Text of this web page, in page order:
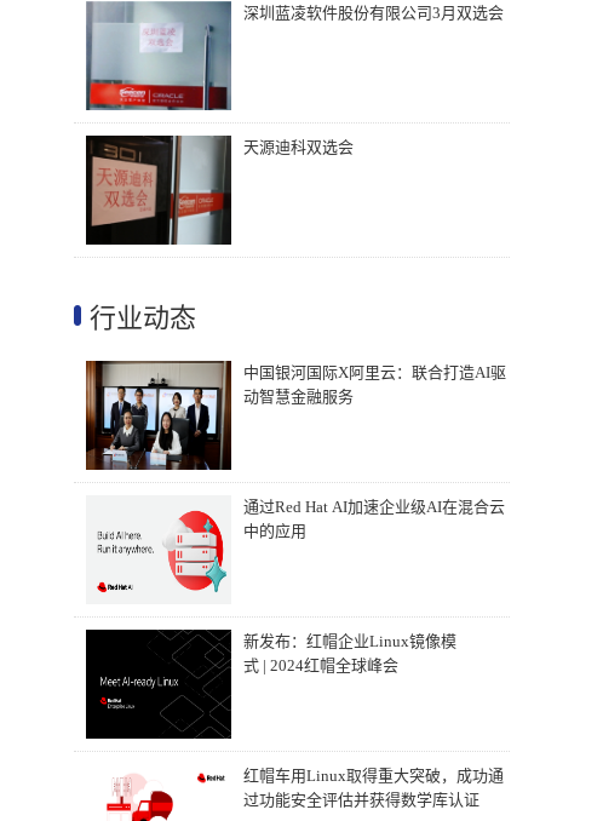
深圳蓝凌软件股份有限公司3月双选会
天源迪科双选会
行业动态
中国银河国际X阿里云：联合打造AI驱
动智慧金融服务
通过Red Hat AI加速企业级AI在混合云
中的应用
新发布：红帽企业Linux镜像模
式 | 2024红帽全球峰会
红帽车用Linux取得重大突破，成功通
过功能安全评估并获得数学库认证